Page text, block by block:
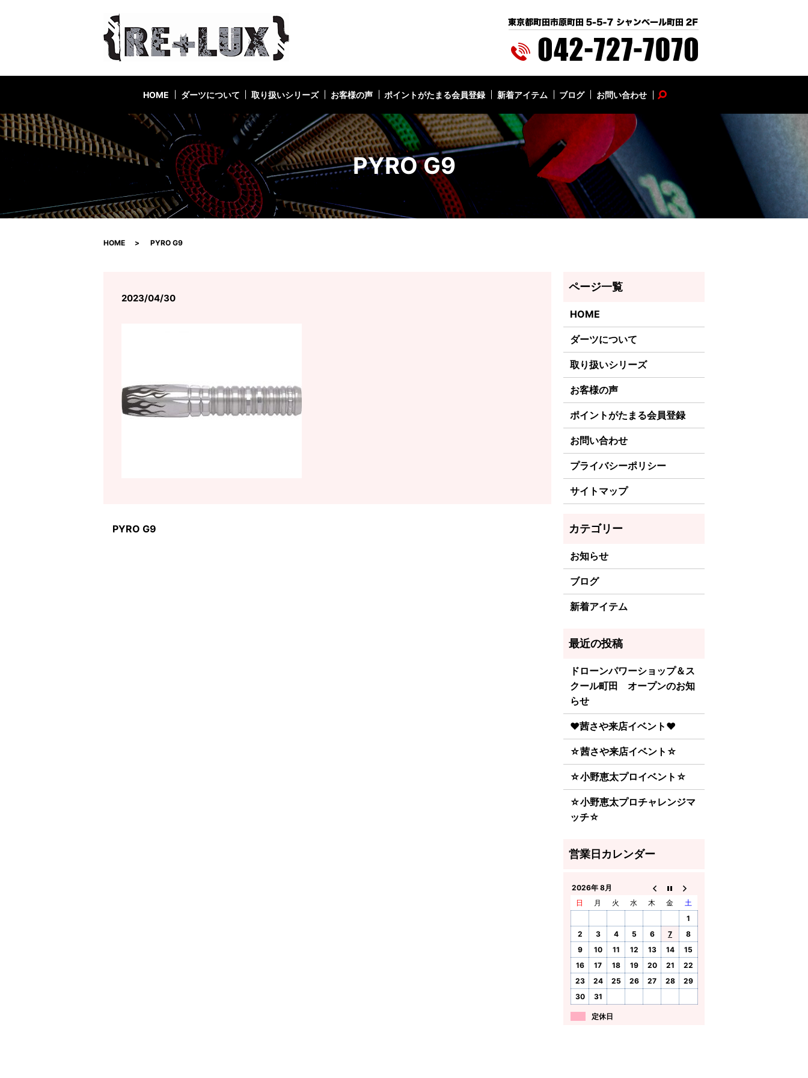
HOME ダーツについて 取り扱いシリーズ お客様の声 ポイントがたまる会員登録 新着アイテム ブログ お問い合わせ search
PYRO G9
HOME PYRO G9
2023/04/30
PYRO G9
HOME
ダーツについて
取り扱いシリーズ
お客様の声
ポイントがたまる会員登録
お問い合わせ
プライバシーポリシー
サイトマップ
お知らせ
ブログ
新着アイテム
ドローンパワーショップ＆ス
クール町田 オープンのお知
らせ
♥茜さや来店イベント♥
☆茜さや来店イベント☆
☆小野恵太プロイベント☆
☆小野恵太プロチャレンジマ
ッチ☆
2026年 8月
日
月 火 水 木 金
土
1
2
3 4 5 6 7
8
9
10 11 12 13 14
15
16
17 18 19 20 21
22
23
24 25 26 27 28
29
30
31
定休日